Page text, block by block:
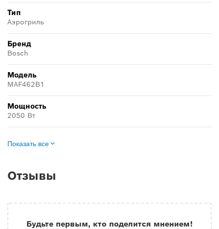
Тип
Аэрогриль
Бренд
Bosch
Модель
MAF462B1
Мощность
2050 Вт
Показать все
Отзывы
Будьте первым, кто поделится мнением!